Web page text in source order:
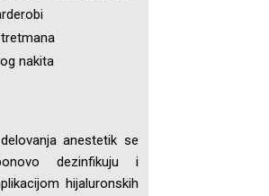
nakita
anestetik se
dezinfikuju i
hijaluronskih